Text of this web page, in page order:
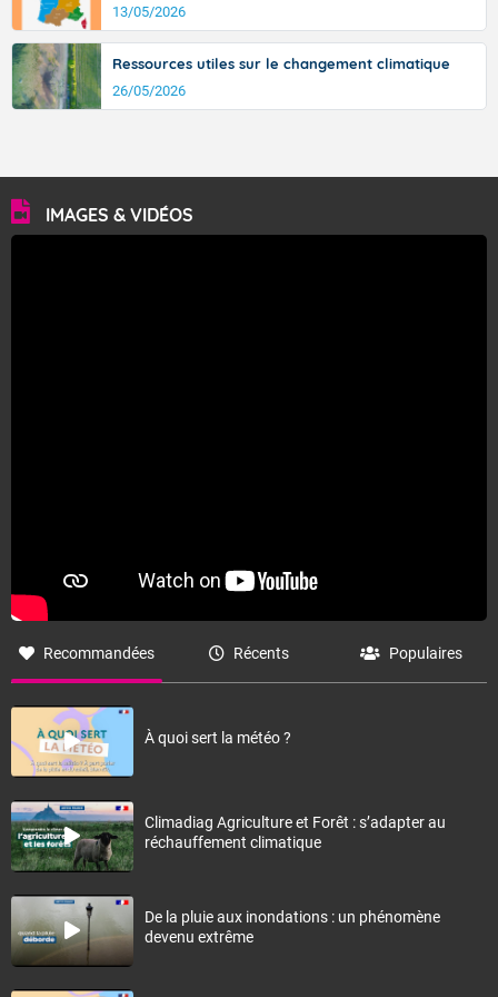
13/05/2026
Ressources utiles sur le changement climatique
26/05/2026
IMAGES & VIDÉOS
Recommandées Récents Populaires
À quoi sert la météo ?
Climadiag Agriculture et Forêt : s’adapter au
réchauffement climatique
De la pluie aux inondations : un phénomène
devenu extrême